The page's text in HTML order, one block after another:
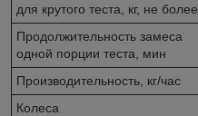
для крутого теста, кг, не более
Продолжительность замеса
одной порции теста, мин
Производительность, кг/час
Колеса